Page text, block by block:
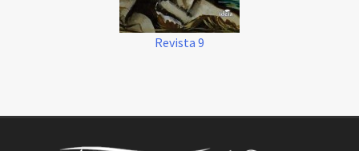
Revista 9